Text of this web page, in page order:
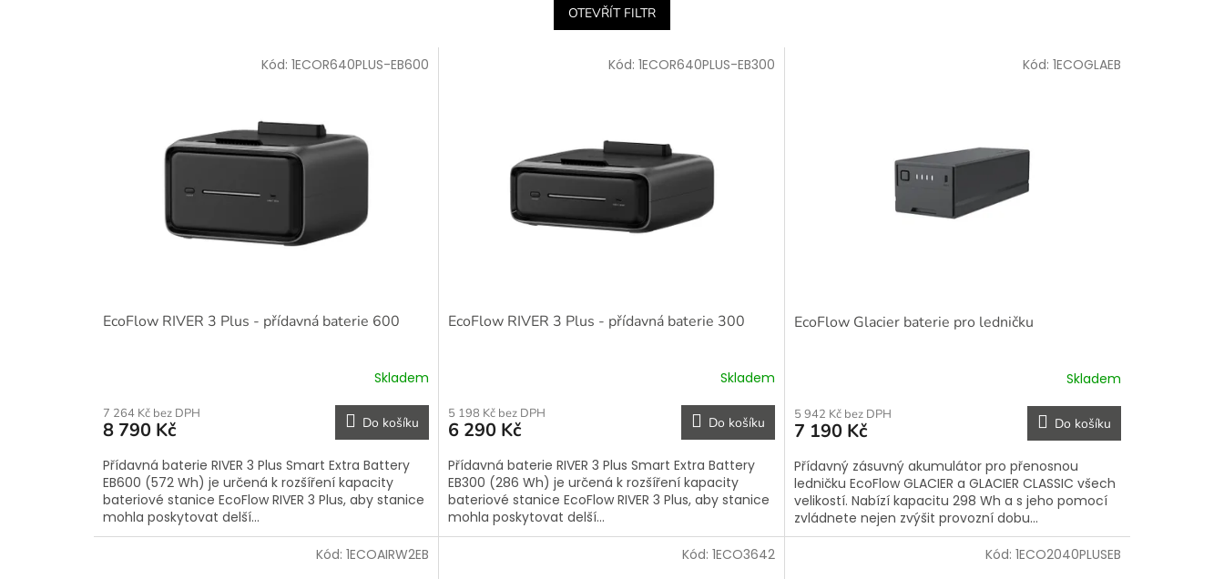
OTEVŘÍT FILTR
EcoFlow RIVER 3 Plus - přídavná baterie 600
Skladem
7 264 Kč bez DPH
8 790 Kč Do košíku
Přídavná baterie RIVER 3 Plus Smart Extra Battery
EB600 (572 Wh) je určená k rozšíření kapacity
bateriové stanice EcoFlow RIVER 3 Plus, aby stanice
mohla poskytovat delší...
Kód:1ECOR640PLUS-EB600
EcoFlow RIVER 3 Plus - přídavná baterie 300
Skladem
5 198 Kč bez DPH
6 290 Kč Do košíku
Přídavná baterie RIVER 3 Plus Smart Extra Battery
EB300 (286 Wh) je určená k rozšíření kapacity
bateriové stanice EcoFlow RIVER 3 Plus, aby stanice
mohla poskytovat delší...
Kód: 1ECOR640PLUS-EB300
EcoFlow Glacier baterie pro ledničku
Skladem
5 942 Kč bez DPH
7 190 Kč Do košíku
Přídavný zásuvný akumulátor pro přenosnou
ledničku EcoFlow GLACIER a GLACIER CLASSIC všech
velikostí. Nabízí kapacitu 298 Wh a s jeho pomocí
zvládnete nejen zvýšit provozní dobu...
Kód: 1ECOGLAEB
Kód:1ECOAIRW2EB Kód: 1ECO3642 Kód: 1ECO2040PLUSEB